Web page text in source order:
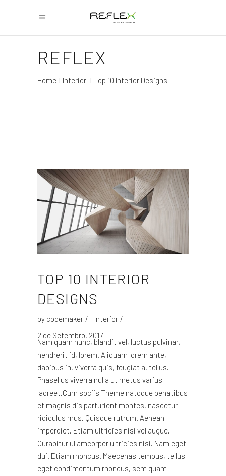
REFLEX
Home Interior Top 10 Interior Designs
TOP 10 INTERIOR
DESIGNS
by codemaker
Interior
2 de Setembro, 2017
Nam quam nunc, blandit vel, luctus pulvinar,
hendrerit id, lorem. Aliquam lorem ante,
dapibus in, viverra quis, feugiat a, tellus.
Phasellus viverra nulla ut metus varius
laoreet.Cum sociis Theme natoque penatibus
et magnis dis parturient montes, nascetur
ridiculus mus. Quisque rutrum. Aenean
imperdiet. Etiam ultricies nisi vel augue.
Curabitur ullamcorper ultricies nisi. Nam eget
dui. Etiam rhoncus. Maecenas tempus, tellus
eget condimentum rhoncus, sem quam